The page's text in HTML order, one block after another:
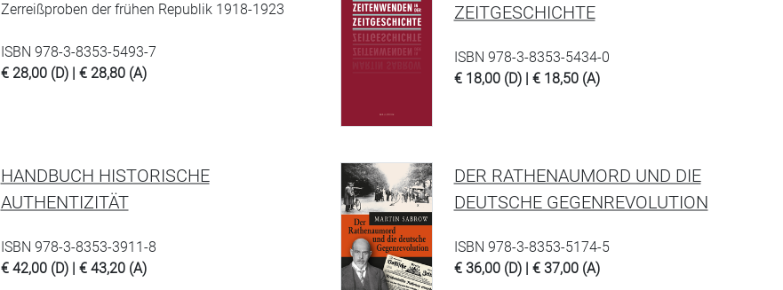
Zerreißproben der frühen Republik 1918-1923
ISBN 978-3-8353-5493-7
€ 28,00 (D) | € 28,80 (A)
ZEITGESCHICHTE
ISBN 978-3-8353-5434-0
€ 18,00 (D) | € 18,50 (A)
HANDBUCH HISTORISCHE
AUTHENTIZITÄT
ISBN 978-3-8353-3911-8
€ 42,00 (D) | € 43,20 (A)
DER RATHENAUMORD UND DIE
DEUTSCHE GEGENREVOLUTION
ISBN 978-3-8353-5174-5
€ 36,00 (D) | € 37,00 (A)